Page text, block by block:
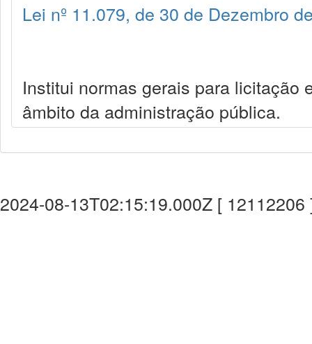
Lei nº 11.079, de 30 de Dezembro
Institui normas gerais para licitação
âmbito da administração pública.
2024-08-13T02:15:19.000Z [ 12112206